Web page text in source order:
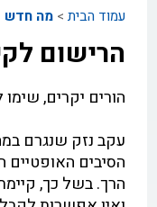
דבר
קשר
עמוד הבית >מה חדש
הרישום
הורים יקרים, שימו
עקב נזק שנגרם
הסיבים
הרך. בשל כך,